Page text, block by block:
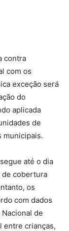
contra
com os
exceção será
do
aplicada
de
municipais.
até o dia
de cobertura
os
com dados
de
entre crianças,